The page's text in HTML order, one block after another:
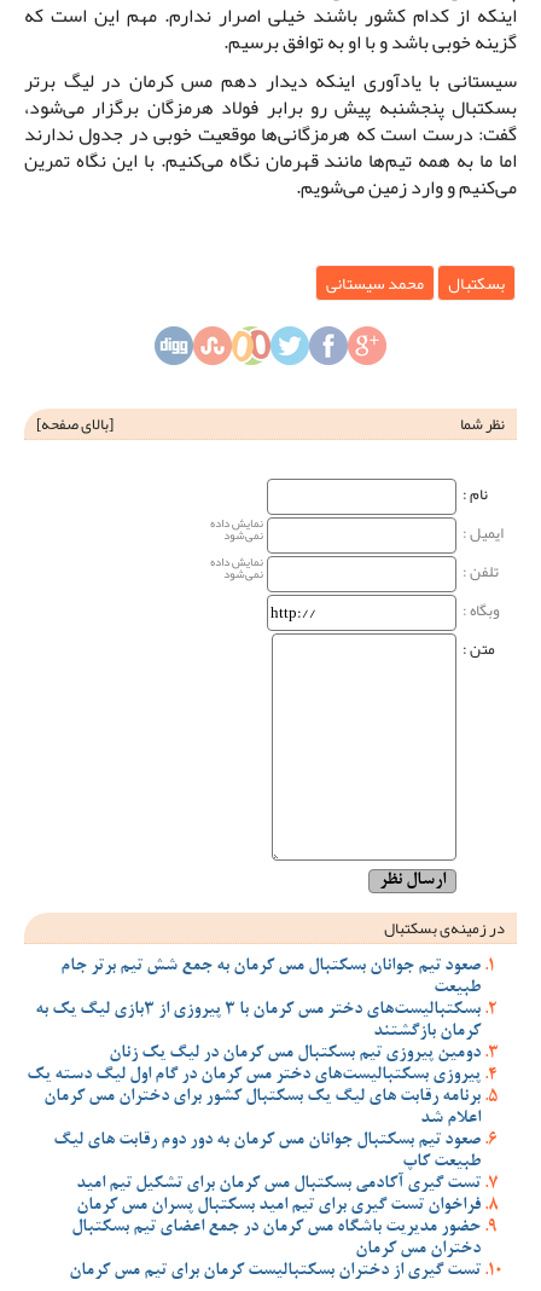
اینکه از کدام کشور باشند خیلی اصرار ندارم. مهم این است که
گزینه خوبی باشد و با او به توافق برسیم.
سیستانی با یادآوری اینکه دیدار دهم مس کرمان در لیگ برتر
بسکتبال پنجشنبه پیش رو برابر فولاد هرمزگان برگزار می‌شود،
گفت: درست است که هرمزگانی‌ها موقعیت خوبی در جدول ندارند
اما ما به همه تیم‌ها مانند قهرمان نگاه می‌کنیم. با این نگاه تمرین
می‌کنیم و وارد زمین می‌شویم.
بسکتبال محمد سیستانی
نظر شما [بالای صفحه]
نام‌ :
ایمیل :
نمایش داده
نمی‌شود
تلفن : نمایش داده
نمی‌شود
وبگاه‌ :
متن :
در زمینه‌ی بسکتبال
صعود تیم جوانان بسکتبال مس کرمان به جمع شش تیم برتر جام
طبیعت
بسکتبالیست‌های دختر مس کرمان با 3 پیروزی از 3بازی لیگ یک به
کرمان بازگشتند
دومین پیروزی تیم بسکتبال مس کرمان در لیگ یک زنان
پیروزی بسکتبالیست‌های دختر مس کرمان در گام اول لیگ دسته یک
برنامه رقابت های لیگ یک بسکتبال کشور برای دختران مس کرمان
اعلام شد
صعود تیم بسکتبال جوانان مس کرمان به دور دوم رقابت های لیگ
طبیعت کاپ
تست گیری آکادمی بسکتبال مس کرمان برای تشکیل تیم امید
فراخوان تست گیری برای تیم امید بسکتبال پسران مس کرمان
حضور مدیریت باشگاه مس کرمان در جمع اعضای تیم بسکتبال
دختران مس کرمان
تست گیری از دختران بسکتبالیست کرمان برای تیم مس کرمان